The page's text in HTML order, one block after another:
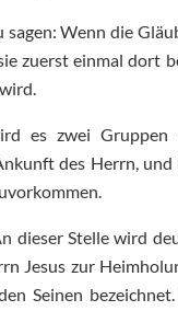
sagen: Wenn die
zuerst einmal dort
es zwei Gruppen
des Herrn,
dieser Stelle wird
Jesus zur
Seinen